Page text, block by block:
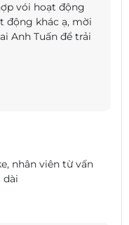
vói hoạt động
động khác ạ, mời
Anh Tuấn để trải
nhân viên từ vấn
dài